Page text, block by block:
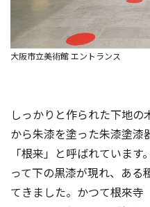
大阪市立美術館 エントランス
しっかりと作られた下地
から朱漆を塗った朱漆塗漆
「根来」と呼ばれていま
って下の黒漆が現れ、ある
てきました。かつて根來寺